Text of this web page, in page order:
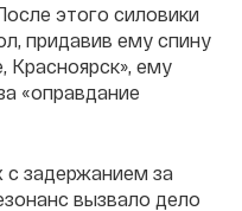
этого силовики
придавив ему спину
Красноярск», ему
«оправдание
с задержанием за
вызвало дело